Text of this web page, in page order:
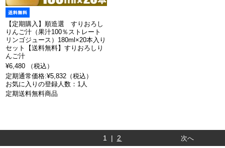
【定期購入】順造選 すりおろし
りんご汁（果汁100％ストレート
リンゴジュース）180ml×20本入り
セット【送料無料】すりおろしり
んご汁
¥6,480 （税込）
定期通常価格:¥5,832（税込）
お気に入りの登録人数：1人
定期送料無料商品
1 | 2 次へ